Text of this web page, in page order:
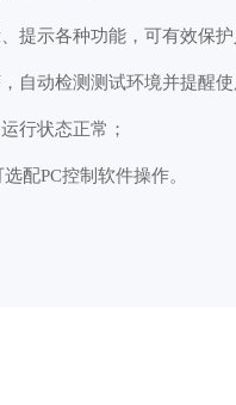
提示各种功能，可有效保
自动检测测试环境并提醒
行状态正常；
配PC控制软件操作。